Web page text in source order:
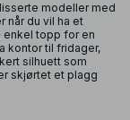
modeller med
når du vil ha et
enkel topp for en
kontor til fridager,
silhuett som
skjørtet et plagg